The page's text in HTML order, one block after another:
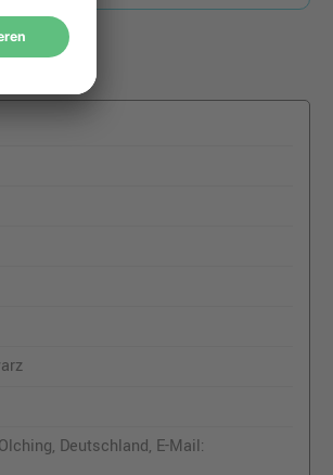
Deutschland, E-Mail: